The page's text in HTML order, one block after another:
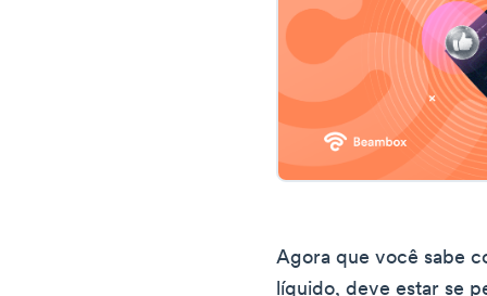
Agora que você sabe
líquido, deve estar se